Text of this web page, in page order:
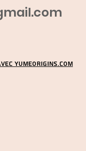
YUMEORIGINS.COM